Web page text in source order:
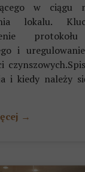
w ciągu
lokalu.
i
i kiedy należy
→